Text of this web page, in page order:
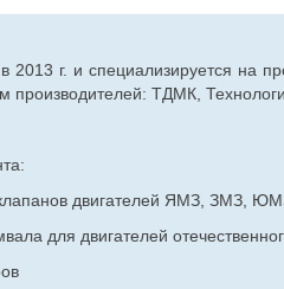
2013 г. и специализируется на
производителей: ТДМК,
двигателей ЯМЗ, ЗМЗ,
для двигателей